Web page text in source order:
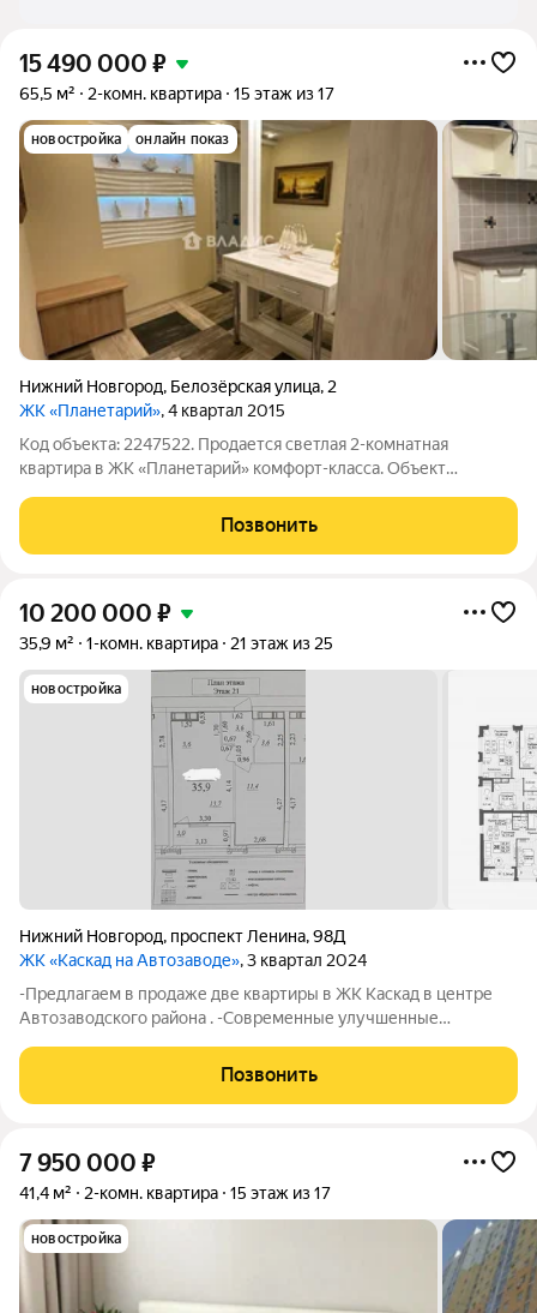
15 490 000 ₽
65,5 м² 2-комн. квартира 15 этаж из 17
новостройка онлайн показ
Нижний Новгород, Белозёрская улица, 2
ЖК «Планетарий», 4 квартал 2015
Код объекта: 2247522. Продается светлая 2-комнатная
квартира в ЖК «Планетарий» комфорт-класса. Объект
ремонт, вложений не требует. Расположен в центральной
части Сормовского района за ТЦ «Золотая
Позвонить
10 200 000 ₽
35,9 м² 1-комн. квартира 21 этаж из 25
новостройка
Нижний Новгород, проспект Ленина,98Д
ЖК «Каскад на Автозаводе», 3 квартал 2024
-Предлагаем в продаже две квартиры в ЖК Каскад в центре
Автозаводского района . -Современные улучшенные
вторую вы можете посмотреть на посмотре . И выбрать
лучшую для Вас. -Общая площадь данной
Позвонить
7 950 000 ₽
41,4 м² 2-комн. квартира 15 этаж из 17
новостройка